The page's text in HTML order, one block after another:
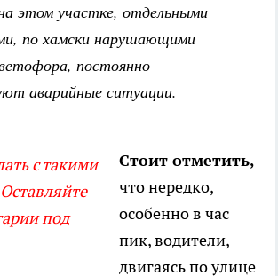
этом участке, отдельными
по хамски нарушающими
постоянно
аварийные ситуации.
с такими
под
Стоит отметить,
что нередко,
особенно в час
пик, водители,
двигаясь по улице